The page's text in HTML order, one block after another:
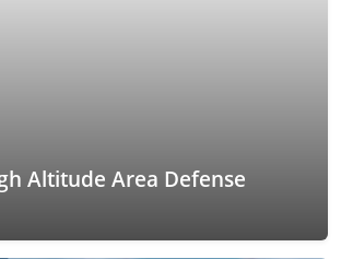
Altitude Area Defense